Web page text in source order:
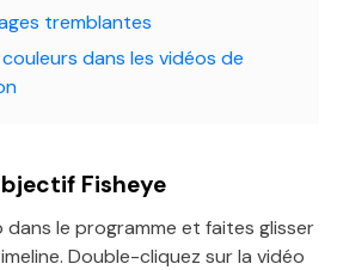
tremblantes
dans les vidéos de
Fisheye
le programme et faites glisser
Double-cliquez sur la vidéo